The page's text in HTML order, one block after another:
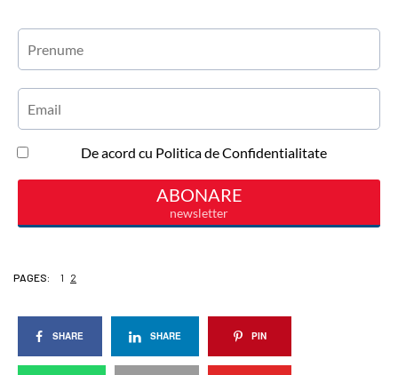
PAGES: 1 2
SHARE SHARE PIN